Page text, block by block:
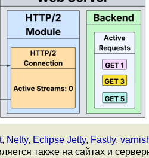
, Netty, Eclipse Jetty, Fastly,
также на сайтах и